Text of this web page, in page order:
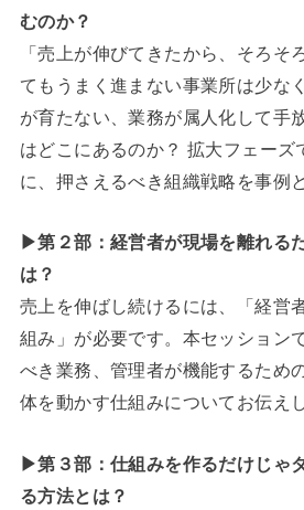
むのか？
「売上が伸びてきたから、そろそ
てもうまく進まない事業所は少な
が育たない、業務が属人化して手
はどこにあるのか？ 拡大フェーズ
に、押さえるべき組織戦略を事例
▶第２部： 経営者が現場を離れる
は？
売上を伸ばし続けるには、「経営
組み」が必要です。本セッション
べき業務、管理者が機能するため
体を動かす仕組みについてお伝え
▶第３部： 仕組みを作るだけじゃ
る方法とは？